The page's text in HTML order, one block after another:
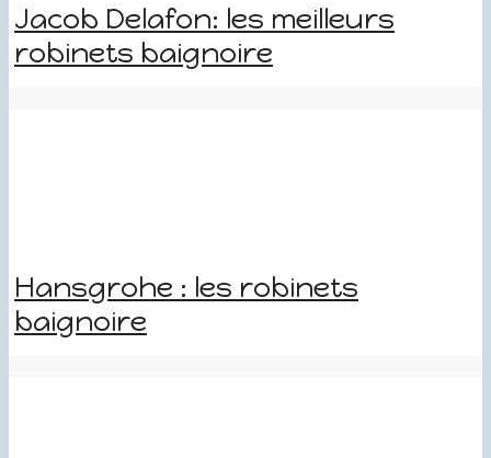
Jacob Delafon: les meilleurs
robinets baignoire
Hansgrohe : les robinets
baignoire